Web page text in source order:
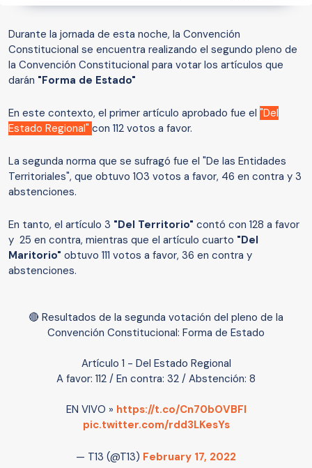
Durante la jornada de esta noche, la Convención
Constitucional se encuentra realizando el segundo pleno de
la Convención Constitucional para votar los artículos que
darán "Forma de Estado"
En este contexto, el primer artículo aprobado fue el "Del
Estado Regional" con 112 votos a favor.
La segunda norma que se sufragó fue el "De las Entidades
Territoriales", que obtuvo 103 votos a favor, 46 en contra y 3
abstenciones.
En tanto, el artículo 3 "Del Territorio" contó con 128 a favor
y 25 en contra, mientras que el artículo cuarto "Del
Maritorio" obtuvo 111 votos a favor, 36 en contra y
abstenciones.
🔴 Resultados de la segunda votación del pleno de la
Convención Constitucional: Forma de Estado
Artículo 1 - Del Estado Regional
A favor: 112 / En contra: 32 / Abstención: 8
EN VIVO » https://t.co/Cn70bOVBFl
pic.twitter.com/rdd3LKesYs
— T13 (@T13) February 17, 2022